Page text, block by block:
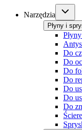
Narzędzia
Płyny i
Do
Do
Do
Do
Do
Do
Do